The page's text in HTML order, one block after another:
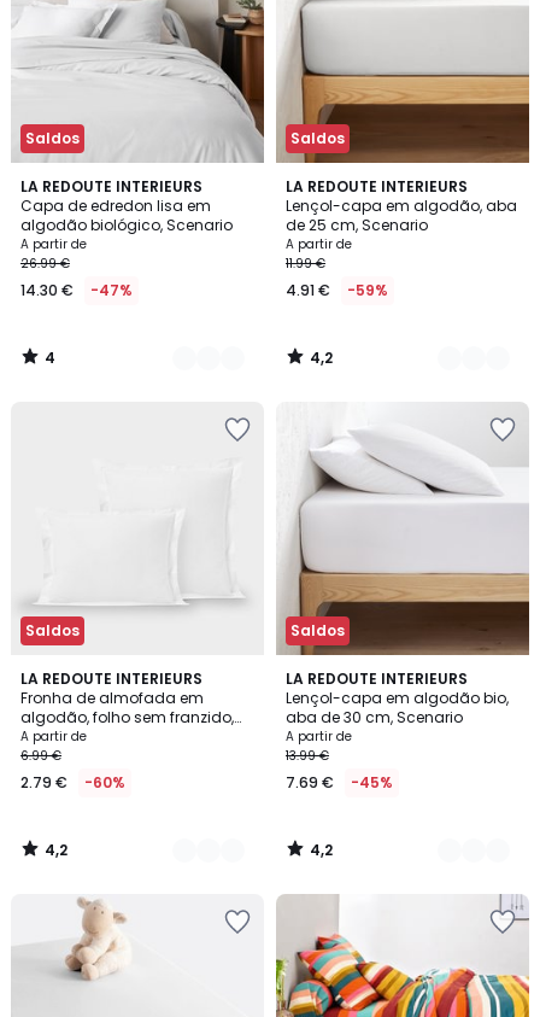
Saldos
LA REDOUTE INTERIEURS
Capa de edredon lisa em
algodão biológico, Scenario
A partir de
26.99 €
14.30 € -47%
4
/
5
9
Cores
4
/
Saldos
LA REDOUTE INTERIEURS
Lençol-capa em algodão, aba
de 25 cm, Scenario
A partir de
11.99 €
4.91 € -59%
4,2
/ 5
22
Cores
4,2
/
Saldos
LA REDOUTE INTERIEURS
Fronha de almofada em
algodão, folho sem franzido,
Scenario
A partir de
6.99 €
2.79 € -60%
4,2
/ 5
20
Cores
4,2
/
Saldos
LA REDOUTE INTERIEURS
Lençol-capa em algodão bio,
aba de 30 cm, Scenario
A partir de
13.99 €
7.69 € -45%
4,2
/ 5
9
Cores
4,2
/